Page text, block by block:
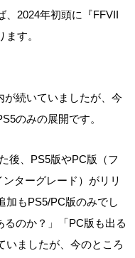
、2024年初頭に『FFVII
す。
が続いていましたが、今
のみの展開です。
後、PS5版やPC版（フ
ターグレード）がリリ
加もPS5/PC版のみでし
のか？」「PC版も出る
いましたが、今のところ